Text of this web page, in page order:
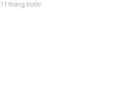
11 tháng trước